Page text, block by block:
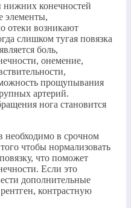
конечностей
элементы,
отеки возникают
слишком тугая повязка
боль,
онемение,
прощупывания
артерий.
нога становится
в срочном
чтобы нормализовать
что поможет
Если это
дополнительные
контрастную